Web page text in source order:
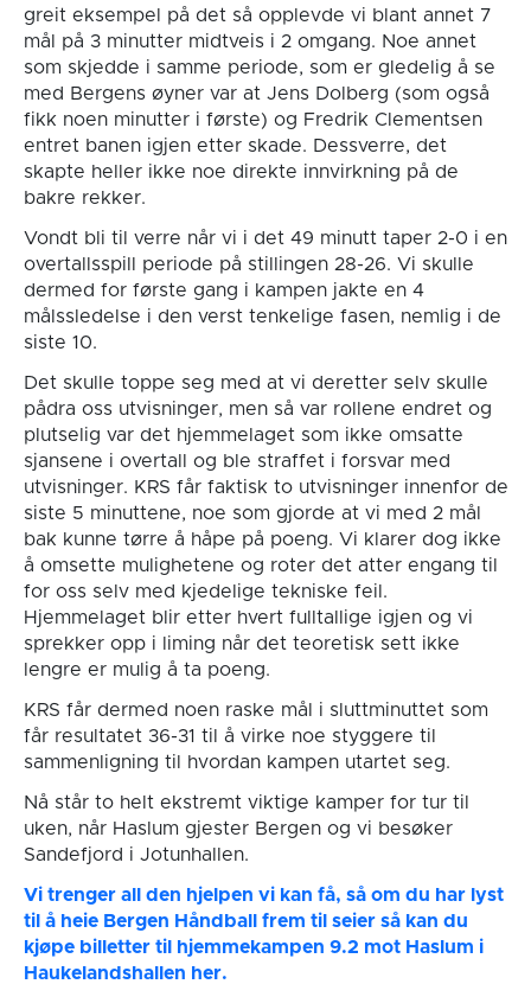
greit eksempel på det så opplevde vi blant annet 7
mål på 3 minutter midtveis i 2 omgang. Noe annet
som skjedde i samme periode, som er gledelig å se
med Bergens øyner var at Jens Dolberg (som også
fikk noen minutter i første) og Fredrik Clementsen
entret banen igjen etter skade. Dessverre, det
skapte heller ikke noe direkte innvirkning på de
bakre rekker.
Vondt bli til verre når vi i det 49 minutt taper 2-0 i en
overtallsspill periode på stillingen 28-26. Vi skulle
dermed for første gang i kampen jakte en 4
målssledelse i den verst tenkelige fasen, nemlig i de
siste 10.
Det skulle toppe seg med at vi deretter selv skulle
pådra oss utvisninger, men så var rollene endret og
plutselig var det hjemmelaget som ikke omsatte
sjansene i overtall og ble straffet i forsvar med
utvisninger. KRS får faktisk to utvisninger innenfor de
siste 5 minuttene, noe som gjorde at vi med 2 mål
bak kunne tørre å håpe på poeng. Vi klarer dog ikke
å omsette mulighetene og roter det atter engang til
for oss selv med kjedelige tekniske feil.
Hjemmelaget blir etter hvert fulltallige igjen og vi
sprekker opp i liming når det teoretisk sett ikke
lengre er mulig å ta poeng.
KRS får dermed noen raske mål i sluttminuttet som
får resultatet 36-31 til å virke noe styggere til
sammenligning til hvordan kampen utartet seg.
Nå står to helt ekstremt viktige kamper for tur til
uken, når Haslum gjester Bergen og vi besøker
Sandefjord i Jotunhallen.
Vi trenger all den hjelpen vi kan få, så om du har lyst
til å heie Bergen Håndball frem til seier så kan du
kjøpe billetter til hjemmekampen 9.2 mot Haslum i
Haukelandshallen her.